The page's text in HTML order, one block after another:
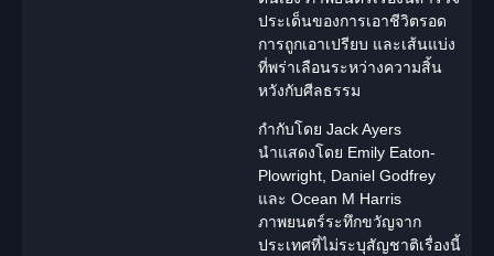
ประเด็นของการเอาชีวิตรอด
การถูกเอาเปรียบ และเส้นแบ่ง
ที่พร่าเลือนระหว่างความสิ้น
หวังกับศีลธรรม
กำกับโดย Jack Ayers
นำแสดงโดย Emily Eaton-
Plowright, Daniel Godfrey
และ Ocean M Harris
ภาพยนตร์ระทึกขวัญจาก
ประเทศที่ไม่ระบุสัญชาติเรื่องนี้